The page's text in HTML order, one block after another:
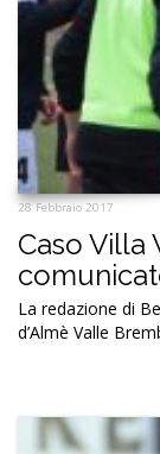
28 Febbraio 2017
Caso Villa
La redazione di
d’Almè Valle